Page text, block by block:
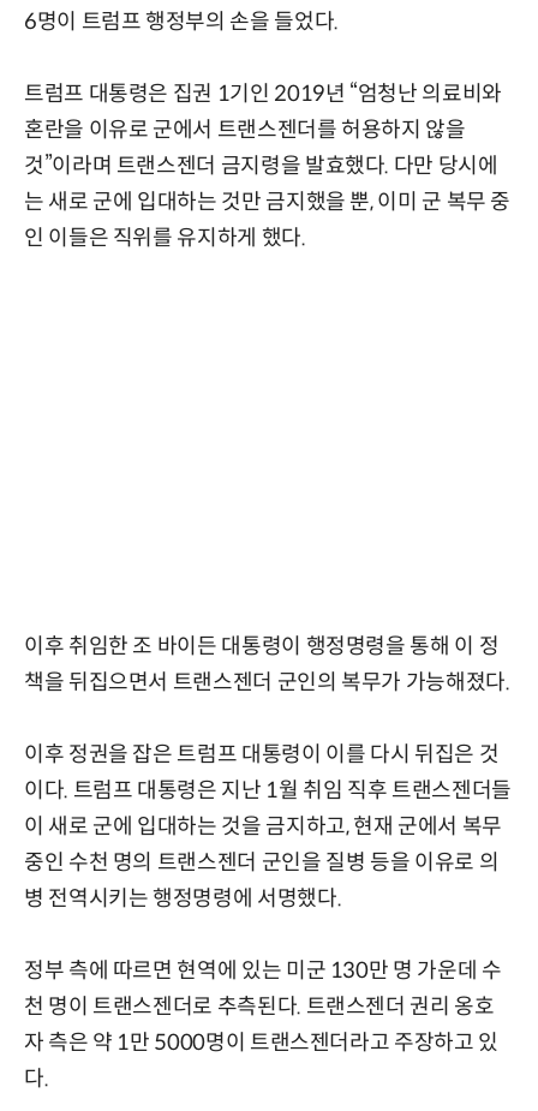
6명이 트럼프 행정부의 손을 들었다.
트럼프 대통령은 집권 1기인 2019년 “엄청난 의료비와
혼란을 이유로 군에서 트랜스젠더를 허용하지 않을
것”이라며 트랜스젠더 금지령을 발효했다. 다만 당시에
는 새로 군에 입대하는 것만 금지했을 뿐, 이미 군 복무 중
인 이들은 직위를 유지하게 했다.
이후 취임한 조 바이든 대통령이 행정명령을 통해 이 정
책을 뒤집으면서 트랜스젠더 군인의 복무가 가능해졌다.
이후 정권을 잡은 트럼프 대통령이 이를 다시 뒤집은 것
이다. 트럼프 대통령은 지난 1월 취임 직후 트랜스젠더들
이 새로 군에 입대하는 것을 금지하고, 현재 군에서 복무
중인 수천 명의 트랜스젠더 군인을 질병 등을 이유로 의
병 전역시키는 행정명령에 서명했다.
정부 측에 따르면 현역에 있는 미군 130만 명 가운데 수
천 명이 트랜스젠더로 추측된다. 트랜스젠더 권리 옹호
자 측은 약 1만 5000명이 트랜스젠더라고 주장하고 있
다.